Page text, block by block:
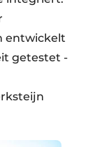
entwickelt
getestet -